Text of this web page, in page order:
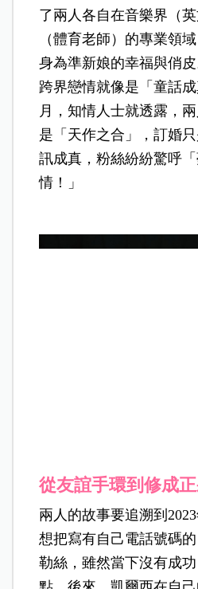
了兩人各自在音樂界（
（體育老師）的專業領
身為準新娘的幸福與俏
跨界戀情就像是「童話
月，知情人士就透露，
是「天作之合」，訂婚
訊成真，粉絲紛紛驚呼
情！」
從友誼手環到修成
兩人的故事要追溯到
想把寫有自己電話號碼
勒絲，雖然當下沒有成